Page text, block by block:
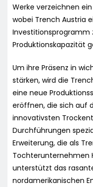
Werke verzeichnen
wobei Trench Austria
Investitionsprogramm
Produktionskapazität
Um ihre Präsenz in
stärken, wird die
eine neue
eröffnen, die sich auf
innovativsten
Durchführungen
Erweiterung, die als
Tochterunternehmen
unterstützt das
nordamerikanischen